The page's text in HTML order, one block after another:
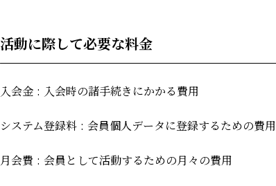
活動に際して必要な料金
入会金 : 入会時の諸手続きにかかる費用
システム登録料 : 会員個人データに登録するための費用
月会費 : 会員として活動するための月々の費用